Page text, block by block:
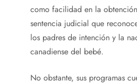
como facilidad en la
sentencia judicial que
los padres de intención y la
canadiense del bebé.
No obstante, sus programas